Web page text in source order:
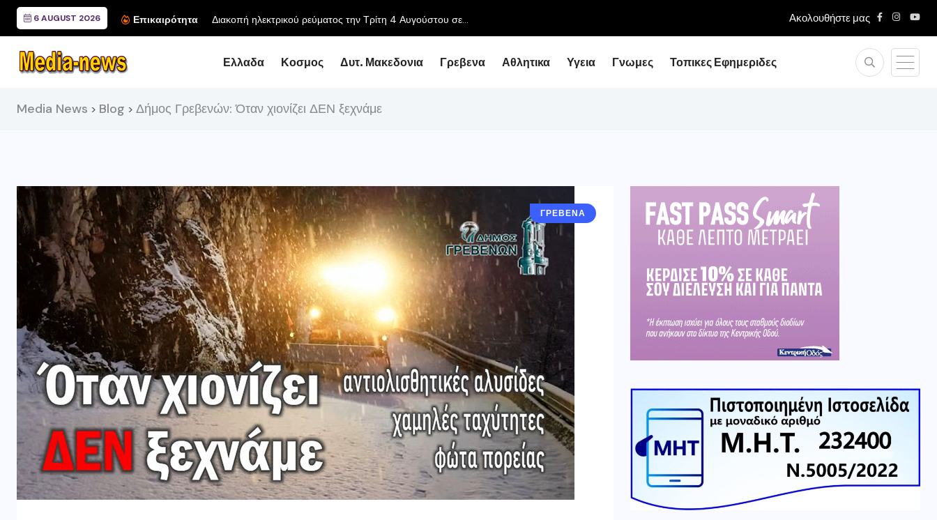
6 AUGUST 2026 Επικαιρότητα Διακοπή ηλεκτρικού ρεύματος την Τρίτη 4 Αυγούστου σε... Ακολουθήστε μας
Ελλαδα Κοσμος Δυτ. Μακεδονια Γρεβενα Αθλητικα Υγεια Γνωμες Τοπικες Εφημεριδες
Media News > Blog > Δήμος Γρεβενών: Όταν χιονίζει ΔΕΝ ξεχνάμε
ΓΡΕΒΕΝΑ